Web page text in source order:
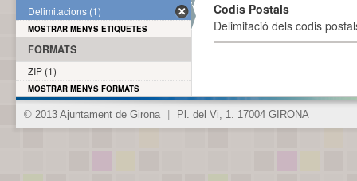
Codis Postals
Delimitació dels codis
Delimitacions (1)
MOSTRAR MENYS ETIQUETES
FORMATS
ZIP (1)
MOSTRAR MENYS FORMATS
© 2013 Ajuntament de Girona Pl. del Vi, 1. 17004 GIRONA